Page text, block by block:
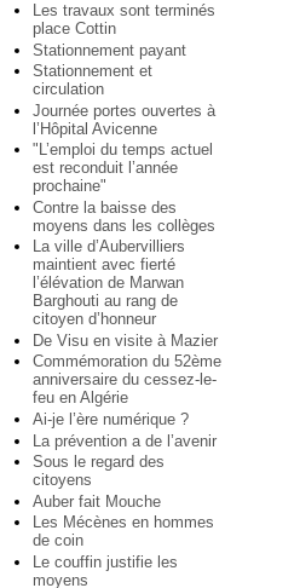
Les travaux sont terminés
place Cottin
Stationnement payant
Stationnement et
circulation
Journée portes ouvertes à
l’Hôpital Avicenne
"L’emploi du temps actuel
est reconduit l’année
prochaine"
Contre la baisse des
moyens dans les collèges
La ville d’Aubervilliers
maintient avec fierté
l’élévation de Marwan
Barghouti au rang de
citoyen d’honneur
De Visu en visite à Mazier
Commémoration du 52ème
anniversaire du cessez-le-
feu en Algérie
Ai-je l’ère numérique ?
La prévention a de l’avenir
Sous le regard des
citoyens
Auber fait Mouche
Les Mécènes en hommes
de coin
Le couffin justifie les
moyens